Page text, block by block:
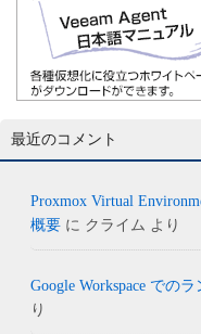
最近のコメント
Proxmox Virtual
概要 に クライム より
Google Workspace での
り